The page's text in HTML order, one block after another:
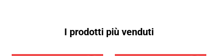
I prodotti più venduti